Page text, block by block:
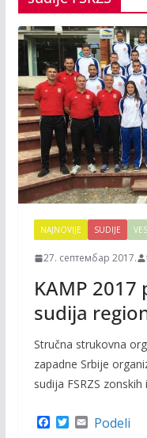
NAJNOVIJE SUDIJE
27. септембар 2017.
KAMP
sudija
Stručna strukovna
zapadne Srbije
sudija FSRZS
F T E Podeli